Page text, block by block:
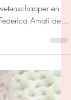
dit weten
dit weten
en
Amati de